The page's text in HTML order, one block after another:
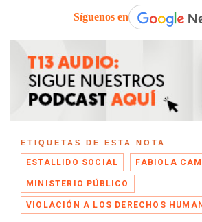
Síguenos en
ETIQUETAS DE ESTA NOTA
ESTALLIDO SOCIAL FABIOLA
MINISTERIO PÚBLICO
VIOLACIÓN A LOS DERECHOS